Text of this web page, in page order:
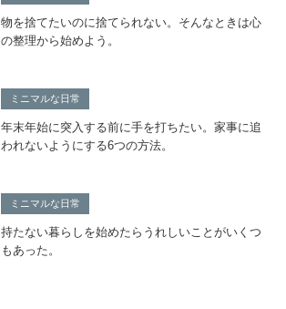
物を捨てたいのに捨てられない。そんなときは心
の整理から始めよう。
ミニマルな日常
年末年始に突入する前に手を打ちたい。家事に追
われないようにする6つの方法。
ミニマルな日常
持たない暮らしを始めたらうれしいことがいくつ
もあった。